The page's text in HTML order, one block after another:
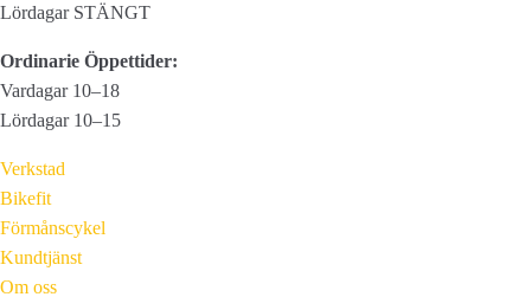
Lördagar STÄNGT
Ordinarie Öppettider:
Vardagar 10–18
Lördagar 10–15
Verkstad
Bikefit
Förmånscykel
Kundtjänst
Om oss